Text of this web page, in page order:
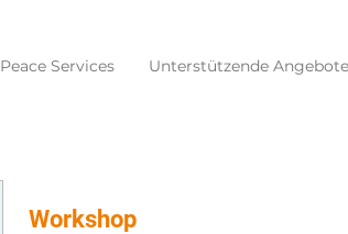
Peace Services Unterstützende Angebote
Workshop